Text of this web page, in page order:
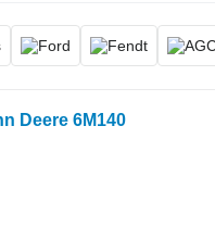
Deere 6M140